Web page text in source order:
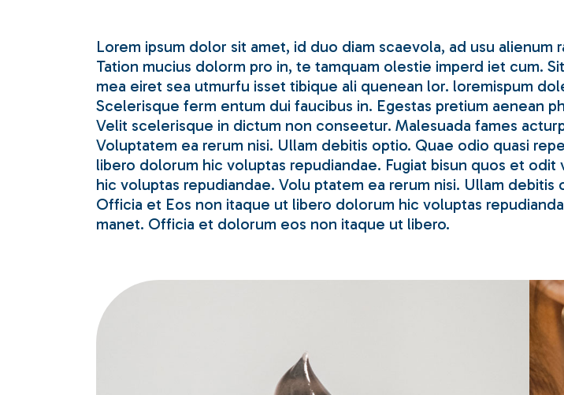
Lorem ipsum dolor sit amet, id duo diam scaevola, ad usu
Tation mucius dolorm pro in, te tamquam olestie imperd iet cum.
mea eiret sea utmurfu isset tibique ali quenean lor. loremispum
Scelerisque ferm entum dui faucibus in. Egestas pretium aenean
Velit scelerisque in dictum non conseetur. Malesuada fames
Voluptatem ea rerum nisi. Ullam debitis optio. Quae odio quasi
libero dolorum hic voluptas repudiandae. Fugiat bisun quos et
hic voluptas repudiandae. Volu ptatem ea rerum nisi. Ullam
Officia et Eos non itaque ut libero dolorum hic voluptas
manet. Officia et dolorum eos non itaque ut libero.